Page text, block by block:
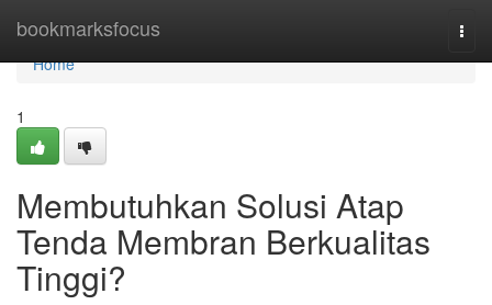
bookmarksfocus
Home
Home
1
Membutuhkan Solusi Atap
Tenda Membran Berkualitas
Tinggi?